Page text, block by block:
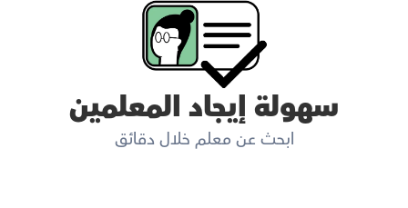
سهولة إيجاد المعلمين
ابحث عن معلم خلال دقائق